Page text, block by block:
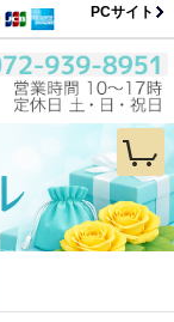
PCサイト